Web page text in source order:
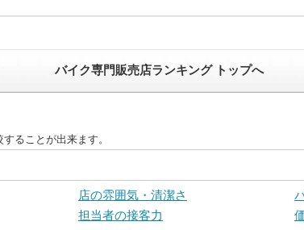
バイク専門販売店ランキング トップへ
ることが出来ます。
店の雰囲気・清潔さ
担当者の接客力